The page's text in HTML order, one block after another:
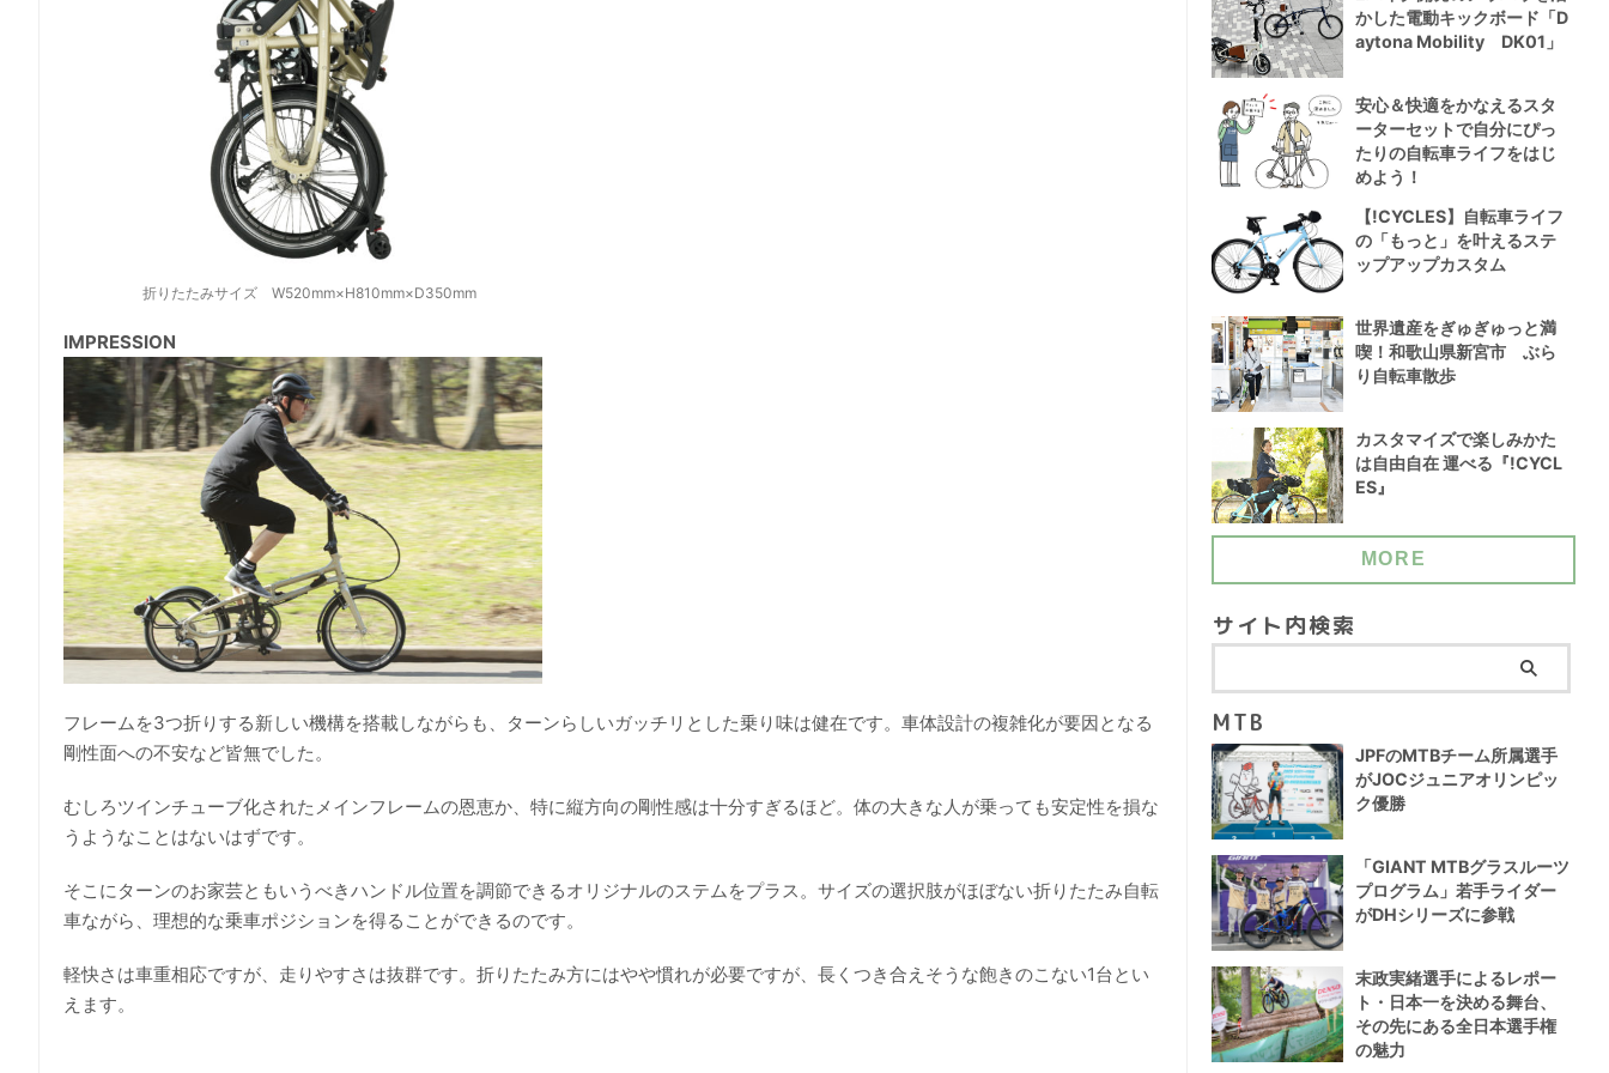
折りたたみサイズ W520mm×H810mm×D350mm
IMPRESSION
フレームを3つ折りする新しい機構を搭載しながらも、ターンらしいガッチリとした乗り味は健在です。車体設計の複雑化が要因となる
剛性面への不安など皆無でした。
むしろツインチューブ化されたメインフレームの恩恵か、特に縦方向の剛性感は十分すぎるほど。体の大きな人が乗っても安定性を損な
うようなことはないはずです。
そこにターンのお家芸ともいうべきハンドル位置を調節できるオリジナルのステムをプラス。サイズの選択肢がほぼない折りたたみ自転
車ながら、理想的な乗車ポジションを得ることができるのです。
軽快さは車重相応ですが、走りやすさは抜群です。折りたたみ方にはやや慣れが必要ですが、長くつき合えそうな飽きのこない1台とい
えます。
かした電動キックボード「D
aytona Mobility DK01」
安心＆快適をかなえるスタ
ーターセットで自分にぴっ
たりの自転車ライフをはじ
めよう！
【!CYCLES】自転車ライフ
の「もっと」を叶えるステ
ップアップカスタム
世界遺産をぎゅぎゅっと満
喫！和歌山県新宮市 ぶら
り自転車散歩
カスタマイズで楽しみかた
は自由自在 運べる『!CYCL
ES』
MORE
サイト内検索
MTB
JPFのMTBチーム所属選手
がJOCジュニアオリンピッ
ク優勝
「GIANT MTBグラスルーツ
プログラム」若手ライダー
がDHシリーズに参戦
末政実緒選手によるレポー
ト・日本一を決める舞台、
その先にある全日本選手権
の魅力